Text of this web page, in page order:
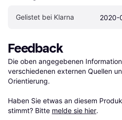
Gelistet bei Klarna 2020-
Feedback
Die oben angegebenen
verschiedenen externen Quellen
Orientierung.
Haben Sie etwas an diesem
stimmt? Bitte melde sie hier.